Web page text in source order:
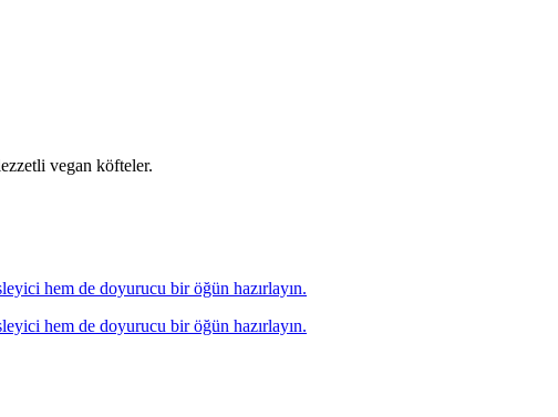
vegan köfteler.
hem de doyurucu bir öğün hazırlayın.
hem de doyurucu bir öğün hazırlayın.